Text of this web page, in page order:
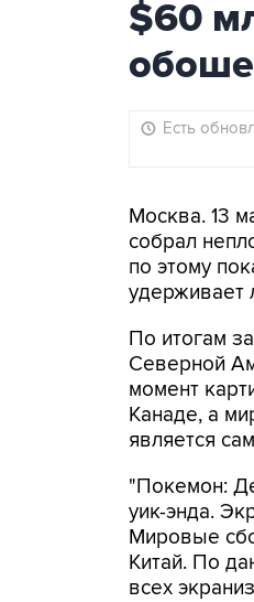
$60
Есть
Москва. 13
собрал
по этому
удерживает
По итогам
Северной
момент
Канаде, а
является
"Покемон:
уик-энда.
Мировые
Китай. По
всех